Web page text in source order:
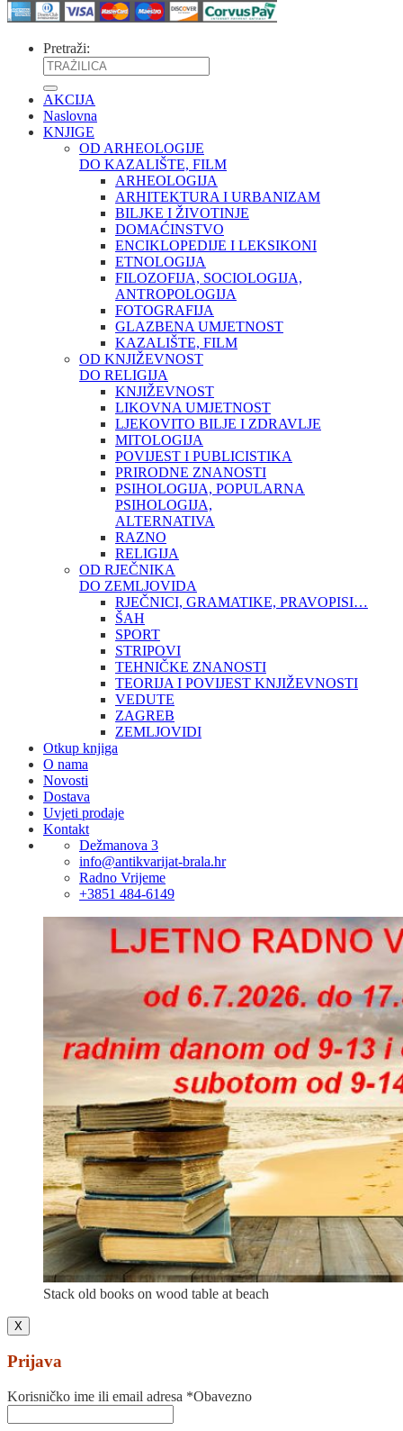
Pretraži:
AKCIJA
Naslovna
KNJIGE
OD ARHEOLOGIJE
DO KAZALIŠTE, FILM
ARHEOLOGIJA
ARHITEKTURA I URBANIZAM
BILJKE I ŽIVOTINJE
DOMAĆINSTVO
ENCIKLOPEDIJE I LEKSIKONI
ETNOLOGIJA
FILOZOFIJA, SOCIOLOGIJA,
ANTROPOLOGIJA
FOTOGRAFIJA
GLAZBENA UMJETNOST
KAZALIŠTE, FILM
OD KNJIŽEVNOST
DO RELIGIJA
KNJIŽEVNOST
LIKOVNA UMJETNOST
LJEKOVITO BILJE I ZDRAVLJE
MITOLOGIJA
POVIJEST I PUBLICISTIKA
PRIRODNE ZNANOSTI
PSIHOLOGIJA, POPULARNA
PSIHOLOGIJA,
ALTERNATIVA
RAZNO
RELIGIJA
OD RJEČNIKA
DO ZEMLJOVIDA
RJEČNICI, GRAMATIKE, PRAVOPISI…
ŠAH
SPORT
STRIPOVI
TEHNIČKE ZNANOSTI
TEORIJA I POVIJEST KNJIŽEVNOSTI
VEDUTE
ZAGREB
ZEMLJOVIDI
Otkup knjiga
O nama
Novosti
Dostava
Uvjeti prodaje
Kontakt
Dežmanova 3
info@antikvarijat-brala.hr
Radno Vrijeme
+3851 484-6149
Stack old books on wood table at beach
X
Prijava
Korisničko ime ili email adresa *Obavezno